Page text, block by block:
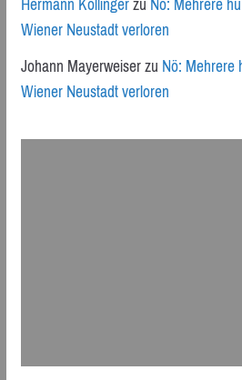
Wiener Neustadt verloren
Johann MayerweiserzuNö: Mehrere
Wiener Neustadt verloren